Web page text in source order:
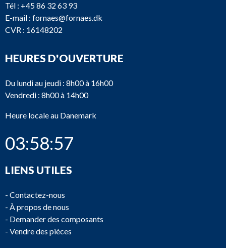
Tél : +45 86 32 63 93
E-mail : fornaes@fornaes.dk
CVR : 16148202
HEURES D'OUVERTURE
Du lundi au jeudi : 8h00 à 16h00
Vendredi : 8h00 à 14h00
Heure locale au Danemark
03:58:57
LIENS UTILES
- Contactez-nous
- À propos de nous
- Demander des composants
- Vendre des pièces